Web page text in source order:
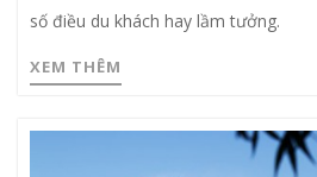
số điều du khách hay lầm tưởng.
XEM THÊM